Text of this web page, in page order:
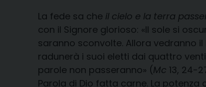
La fede sa che il cielo e la terra
con il Signore glorioso: «Il sole si
saranno sconvolte. Allora vedranno
radunerà i suoi eletti dai quattro
parole non passeranno» (Mc 13, 24-
Parola di Dio fatta carne. La